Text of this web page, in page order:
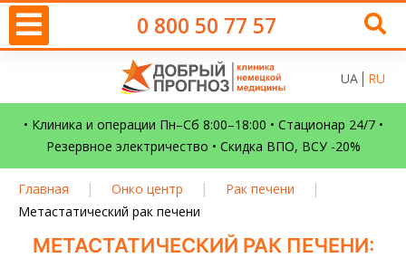
0 800 50 77 57
UA RU
• Клиника и операции Пн–Сб 8:00–18:00 • Стационар 24/7 •
Резервное электричество • Скидка ВПО, ВСУ -20%
Главная | Онко центр | Рак печени |
Метастатический рак печени
МЕТАСТАТИЧЕСКИЙ РАК ПЕЧЕНИ: